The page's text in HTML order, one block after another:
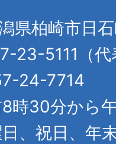
県柏崎市日
23-5111（代
24-7714
時30分から
日、祝日、年